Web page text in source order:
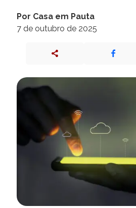
Por Casa em Pauta
7 de outubro de 2025